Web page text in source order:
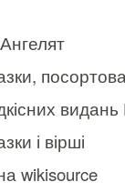
видань
і вірші
wikisource